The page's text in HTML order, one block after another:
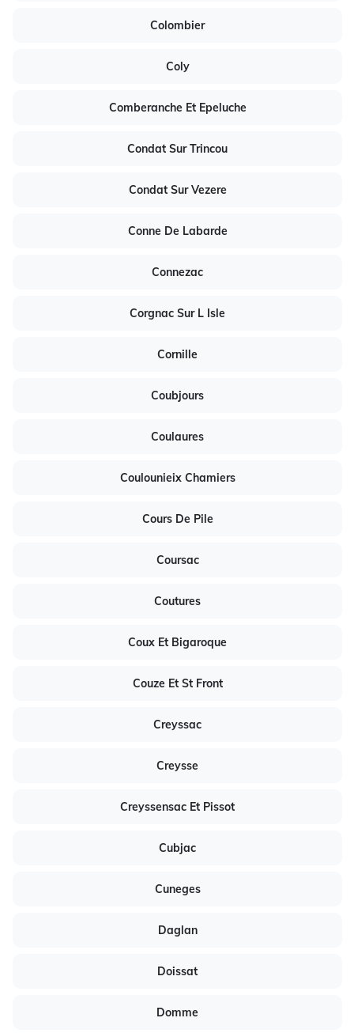
Colombier
Coly
Comberanche Et Epeluche
Condat Sur Trincou
Condat Sur Vezere
Conne De Labarde
Connezac
Corgnac Sur L Isle
Cornille
Coubjours
Coulaures
Coulounieix Chamiers
Cours De Pile
Coursac
Coutures
Coux Et Bigaroque
Couze Et St Front
Creyssac
Creysse
Creyssensac Et Pissot
Cubjac
Cuneges
Daglan
Doissat
Domme